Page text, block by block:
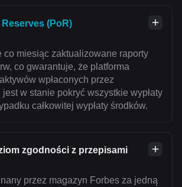
(PoR)
co miesiąc zaktualizowane raporty
co gwarantuje, że platforma
wpłaconych przez
w stanie pokryć wszystkie wypłaty
całkowitej wypłaty środków.
zgodności z przepisami
przez magazyn Forbes za jedną